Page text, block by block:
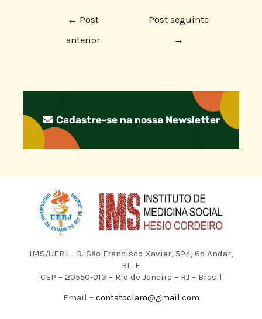
← Post
anterior
Post seguinte
→
Cadastre-se na nossa Newsletter
IMS/UERJ – R. São Francisco Xavier, 524, 6º Andar,
BL. E
CEP – 20550-013 – Rio de Janeiro – RJ – Brasil
Email –contatoclam@gmail.com